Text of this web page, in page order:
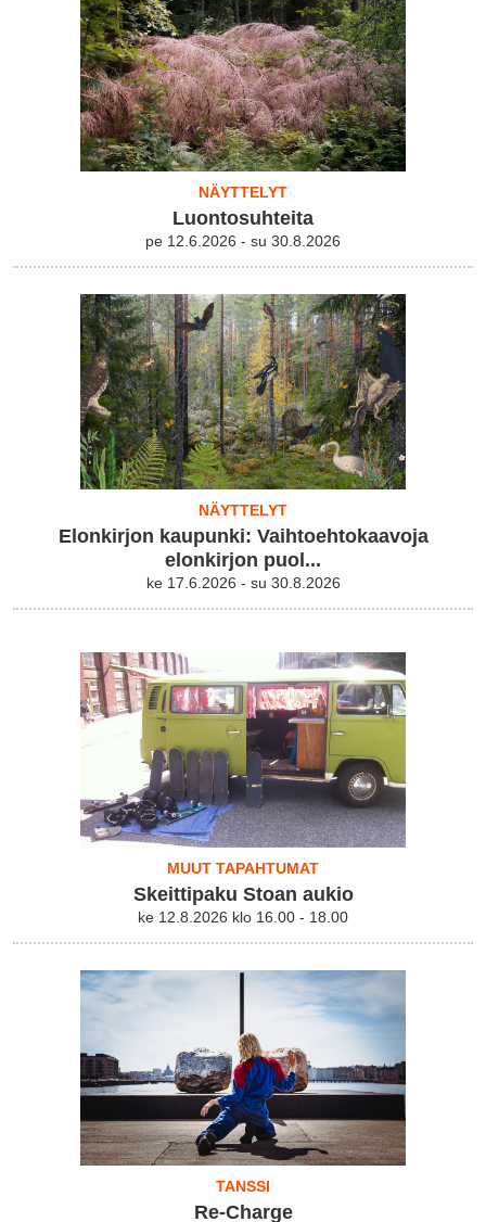
NÄYTTELYT
Luontosuhteita
pe 12.6.2026 - su 30.8.2026
NÄYTTELYT
Elonkirjon kaupunki: Vaihtoehtokaavoja
elonkirjon puol...
ke 17.6.2026 - su 30.8.2026
MUUT TAPAHTUMAT
Skeittipaku Stoan aukio
ke 12.8.2026 klo 16.00 - 18.00
TANSSI
Re-Charge